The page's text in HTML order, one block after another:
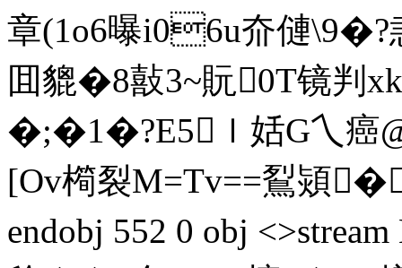
章(1o6曝i06u夼僆
囬貔�8敼3~貦0T镜判
�;�1�?E5ｌ姡G乀癌
[Ov橁裂M=Tv==鴷熲�
endobj 552 0 obj